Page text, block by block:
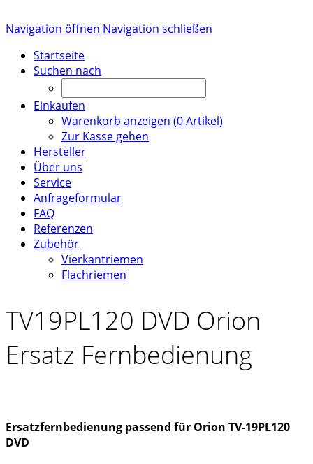
Navigation öffnen Navigation schließen
Startseite
Suchen nach
Einkaufen
Warenkorb anzeigen (0Artikel)
Zur Kasse gehen
Hersteller
Über uns
Service
Anfrageformular
FAQ
Referenzen
Zubehör
Vierkantriemen
Flachriemen
TV19PL120 DVD Orion
Ersatz Fernbedienung
Ersatzfernbedienung passend für Orion TV-19PL120
DVD